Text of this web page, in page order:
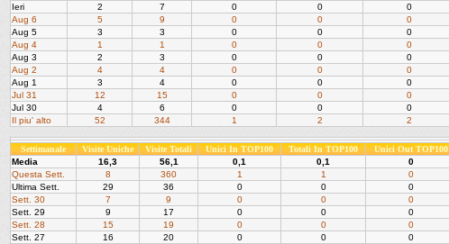
Ieri
2 7 0 0 0
Aug 6
5 9 0 0 0
Aug 5
3 3 0 0 0
Aug 4
1 1 0 0 0
Aug 3
2 3 0 0 0
Aug 2
4 4 0 0 0
Aug 1
3 4 0 0 0
Jul 31
12 15 0 0 0
Jul 30
4 6 0 0 0
Il piu' alto
52 344 1 2 2
Settimanale Visite Uniche Visite Totali Unici In TOP100 Totali In TOP100 Unici Out TOP100
Media
16,3 56,1 0,1 0,1 0
Questa Sett.
8 360 1 1 0
Ultima Sett.
29 36 0 0 0
Sett. 30
7 9 0 0 0
Sett. 29
9 17 0 0 0
Sett. 28
15 19 0 0 0
Sett. 27
16 20 0 0 0